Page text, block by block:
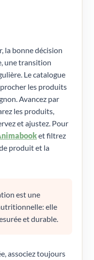
la bonne décision
une transition
Le catalogue
les produits
Avancez par
les produits,
et ajustez. Pour
et filtrez
produit et la
est une
elle
et durable.
associez toujours